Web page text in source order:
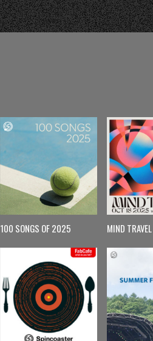
100 SONGS OF 2025 MIND TRAVEL